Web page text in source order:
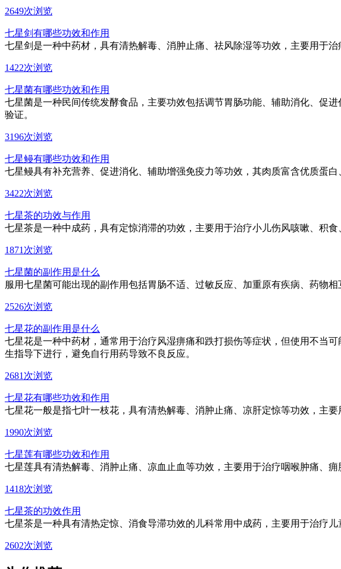
2649次浏览
七星剑有哪些功效和作用
七星剑是一种中药材，具有清热解毒、消肿止痛、祛风除湿等功效，主要用于治
1422次浏览
七星菌有哪些功效和作用
七星菌是一种民间传统发酵食品，主要功效包括调节胃肠功能、辅助消化、促
验证。
3196次浏览
七星鳗有哪些功效和作用
七星鳗具有补充营养、促进消化、辅助增强免疫力等功效，其肉质富含优质蛋
3422次浏览
七星茶的功效与作用
七星茶是一种中成药，具有定惊消滞的功效，主要用于治疗小儿伤风咳嗽、积食
1871次浏览
七星菌的副作用是什么
服用七星菌可能出现的副作用包括胃肠不适、过敏反应、加重原有疾病、药物相
2526次浏览
七星花的副作用是什么
七星花是一种中药材，通常用于治疗风湿痹痛和跌打损伤等症状，但使用不当
生指导下进行，避免自行用药导致不良反应。
2681次浏览
七星花有哪些功效和作用
七星花一般是指七叶一枝花，具有清热解毒、消肿止痛、凉肝定惊等功效，主
1990次浏览
七星莲有哪些功效和作用
七星莲具有清热解毒、消肿止痛、凉血止血等功效，主要用于治疗咽喉肿痛、痈
1418次浏览
七星茶的功效作用
七星茶是一种具有清热定惊、消食导滞功效的儿科常用中成药，主要用于治疗
2602次浏览